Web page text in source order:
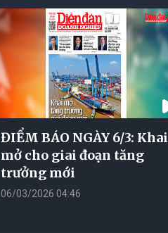
ĐIỂM BÁO NGÀY 6/3: Khai
mở cho giai đoạn tăng
trưởng mới
06/03/2026 04:46